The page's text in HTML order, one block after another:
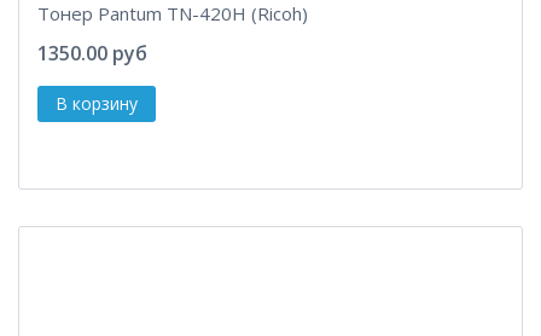
Тонер Pantum TN-420H (Ricoh)
1350.00 руб